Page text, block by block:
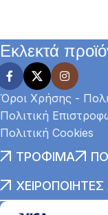
Εκλεκτά
Όροι Χρήσης -
Πολιτική
Πολιτική Cookies
ΤΡΌΦΙΜΑ
ΧΕΙΡΟΠΟΊΗΤΕΣ